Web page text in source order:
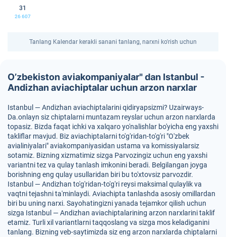
31
26 607
Tanlang Kalendar kerakli sanani tanlang, narxni ko'rish uchun
O’zbekiston aviakompaniyalar" dan Istanbul -
Andizhan aviachiptalar uchun arzon narxlar
Istanbul — Andizhan aviachiptalarini qidiryapsizmi? Uzairways-
Da.onlayn siz chiptalarni muntazam reyslar uchun arzon narxlarda
topasiz. Bizda faqat ichki va xalqaro yo'nalishlar bo'yicha eng yaxshi
takliflar mavjud. Biz aviachiptalarni to'g'ridan-to'g'ri "O'zbek
avialiniyalari" aviakompaniyasidan ustama va komissiyalarsiz
sotamiz. Bizning xizmatimiz sizga Parvozingiz uchun eng yaxshi
variantni tez va qulay tanlash imkonini beradi. Belgilangan joyga
borishning eng qulay usullaridan biri bu to'xtovsiz parvozdir.
Istanbul — Andizhan to'g'ridan-to'g'ri reysi maksimal qulaylik va
vaqtni tejashni ta'minlaydi. Aviachipta tanlashda asosiy omillardan
biri bu uning narxi. Sayohatingizni yanada tejamkor qilish uchun
sizga Istanbul — Andizhan aviachiptalarining arzon narxlarini taklif
etamiz. Turli xil variantlarni taqqoslang va sizga mos keladiganini
tanlang. Bizning veb-saytimizda siz eng arzon narxlarda chiptalarni